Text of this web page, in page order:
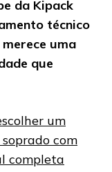
da Kipack
técnico
uma
que
um
com
completa